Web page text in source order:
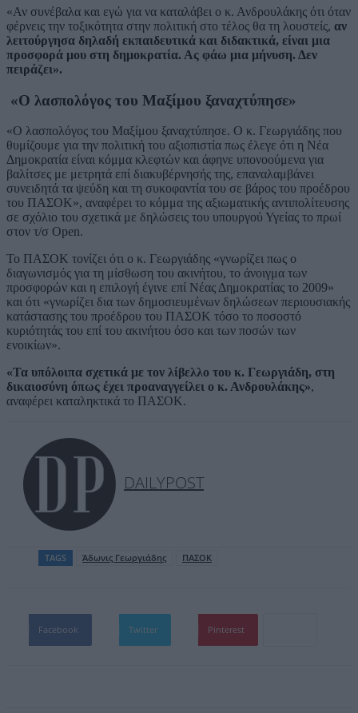
«Αν συνέβαλα και εγώ για να καταλάβει ο κ. Ανδρουλάκης ότι όταν
φέρνεις την τοξικότητα στην πολιτική στο τέλος θα τη λουστείς, αν
λειτούργησα δηλαδή εκπαιδευτικά και διδακτικά, είναι μια
προσφορά μου στη δημοκρατία. Ας φάω μια μήνυση. Δεν
πειράζει».
«Ο λασπολόγος του Μαξίμου ξαναχτύπησε»
«Ο λασπολόγος του Μαξίμου ξαναχτύπησε. Ο κ. Γεωργιάδης που
θυμίζουμε για την πολιτική του αξιοπιστία πως έλεγε ότι η Νέα
Δημοκρατία είναι κόμμα κλεφτών και άφηνε υπονοούμενα για
βαλίτσες με μετρητά επί διακυβέρνησής της, επαναλαμβάνει
συνειδητά τα ψεύδη και τη συκοφαντία του σε βάρος του προέδρου
του ΠΑΣΟΚ», αναφέρει το κόμμα της αξιωματικής αντιπολίτευσης
σε σχόλιο του σχετικά με δηλώσεις του υπουργού Υγείας το πρωί
στον τ/σ Open.
Το ΠΑΣΟΚ τονίζει ότι ο κ. Γεωργιάδης «γνωρίζει πως ο
διαγωνισμός για τη μίσθωση του ακινήτου, το άνοιγμα των
προσφορών και η επιλογή έγινε επί Νέας Δημοκρατίας το 2009»
και ότι «γνωρίζει δια των δημοσιευμένων δηλώσεων περιουσιακής
κατάστασης του προέδρου του ΠΑΣΟΚ τόσο το ποσοστό
κυριότητάς του επί του ακινήτου όσο και των ποσών των
ενοικίων».
«Τα υπόλοιπα σχετικά με τον λίβελλο του κ. Γεωργιάδη, στη
δικαιοσύνη όπως έχει προαναγγείλει ο κ. Ανδρουλάκης»,
αναφέρει καταληκτικά το ΠΑΣΟΚ.
DAILYPOST
TAGS Άδωνις Γεωργιάδης ΠΑΣΟΚ
Facebook Twitter Pinterest